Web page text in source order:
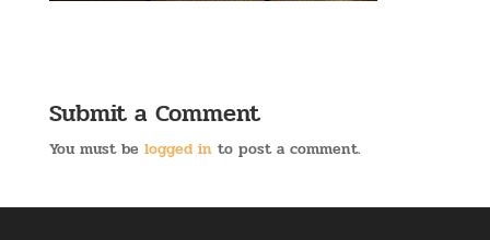
Submit a Comment
You must be logged into post a comment.